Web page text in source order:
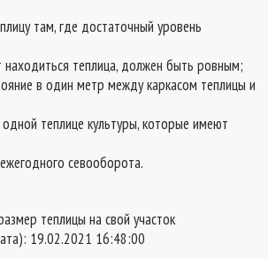
там, где достаточный уровень
находиться теплица, должен быть ровным;
в один метр между каркасом теплицы и
теплице культуры, которые имеют
севооборота.
теплицы на свой участок
19.02.2021 16:48:00